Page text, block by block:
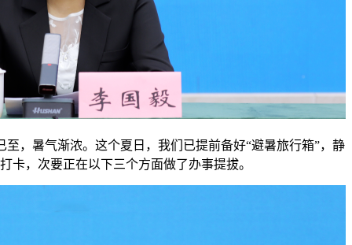
暑气渐浓。这个夏日，我们已提前备好“避暑旅行箱”，静
卡，次要正在以下三个方面做了办事提拔。